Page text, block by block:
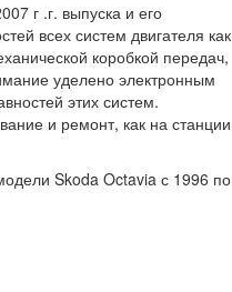
г .г. выпуска и его
всех систем двигателя как
коробкой передач,
уделено электронным
этих систем.
и ремонт, как на станции
Skoda Octavia с 1996 по